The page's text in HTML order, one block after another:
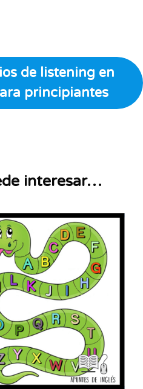
de listening en
principiantes
interesar…